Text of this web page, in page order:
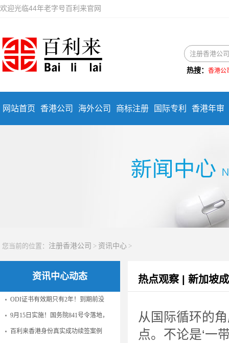
欢迎光临44年老字号百利来官网
热搜： 香港公
网站首页 香港公司 海外公司 商标注册 国际专利 香港年审
您当前的位置： 注册香港公司 > 资讯中心 >
资讯中心动态
ODI证书有效期只有2年！到期前没
9月15日实施！国务院841号令落地，
百利来香港身份真实成功续签案例
热点观察 | 新加坡
从国际循环的
点。不论是‘一